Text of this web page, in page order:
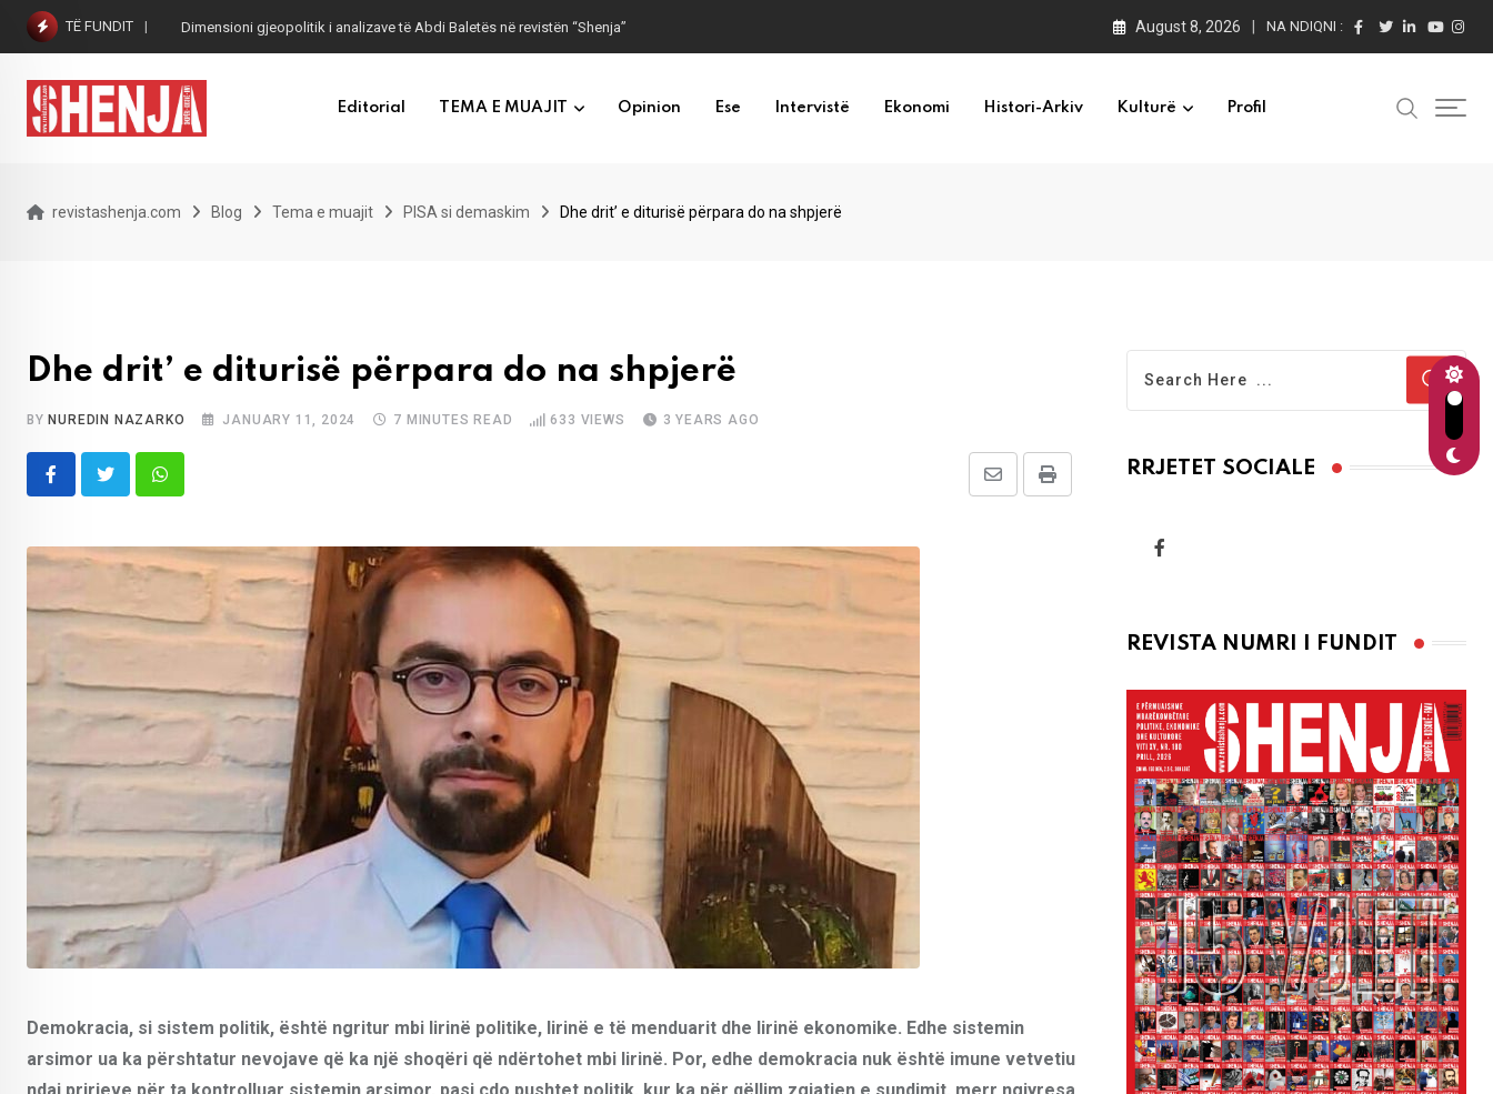
Skip
content
TË FUNDIT Dimensioni gjeopolitik i analizave të Abdi Baletës në revistën “Shenja” August 8, 2026 NA NDIQNI :
Editorial TEMA E MUAJIT Opinion Ese Intervistë Ekonomi Histori-Arkiv Kulturë Profil
revistashenja.com Blog Tema e muajit PISA si demaskim Dhe drit’ e diturisë përpara do na shpjerë
Dhe drit’ e diturisë përpara do na shpjerë
BYNUREDIN NAZARKO JANUARY 11, 2024 7 MINUTES READ 633 VIEWS 3 YEARS AGO
Whatsapp Print
Share
Demokracia, si sistem politik, është ngritur mbi lirinë politike, lirinë e të menduarit dhe lirinë ekonomike. Edhe sistemin
arsimor ua ka përshtatur nevojave që ka një shoqëri që ndërtohet mbi lirinë. Por, edhe demokracia nuk është imune vetvetiu
ndaj prirjeve për ta kontrolluar sistemin arsimor, pasi çdo pushtet politik, kur ka për qëllim zgjatjen e sundimit, merr ngjyresa
RRJETET SOCIALE
REVISTA NUMRI I FUNDIT